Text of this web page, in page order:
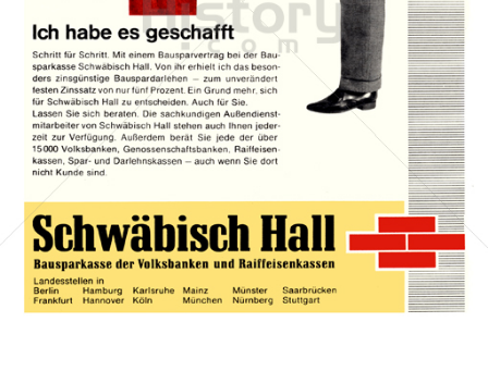
BAUSPARKASSE SCHWÄBISCH HALL
Bausparkasse Schwäbisch Hall AG
1967
Bild-ID: 13180